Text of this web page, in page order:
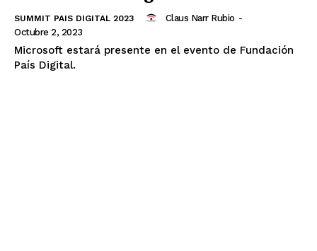
SUMMIT PAIS DIGITAL 2023 Claus Narr Rubio -
Octubre 2, 2023
Microsoft estará presente en el evento de Fundación
País Digital.